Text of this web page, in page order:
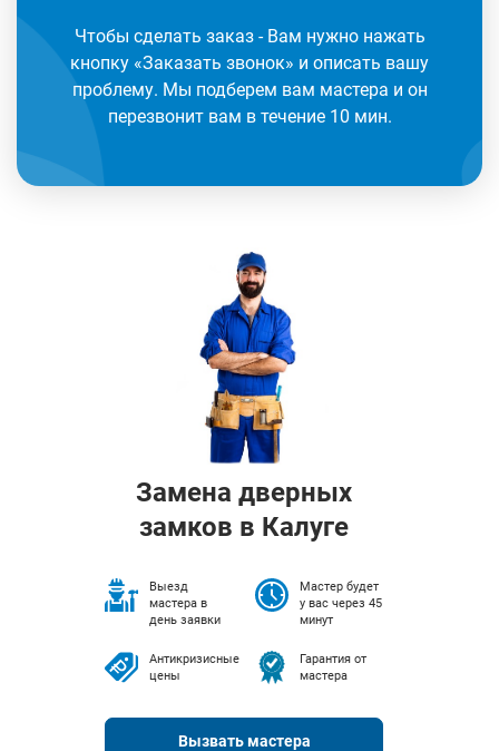
Чтобы сделать заказ - Вам нужно нажать
кнопку «Заказать звонок» и описать вашу
проблему. Мы подберем вам мастера и он
перезвонит вам в течение 10 мин.
Замена дверных
замков в Калуге
Выезд
мастера в
день заявки
Мастер будет
у вас через 45
минут
Антикризисные
цены
Гарантия от
мастера
Вызвать мастера